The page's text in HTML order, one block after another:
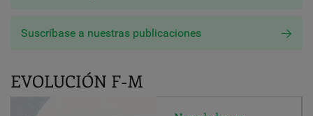
Suscríbase a nuestras publicaciones
EVOLUCIÓN F-M